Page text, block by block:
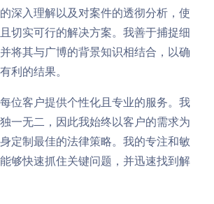
深入理解以及对案件的透彻分析，使
切实可行的解决方案。我善于捕捉细
将其与广博的背景知识相结合，以确
利的结果。
位客户提供个性化且专业的服务。我
一无二，因此我始终以客户的需求为
定制最佳的法律策略。我的专注和敏
够快速抓住关键问题，并迅速找到解